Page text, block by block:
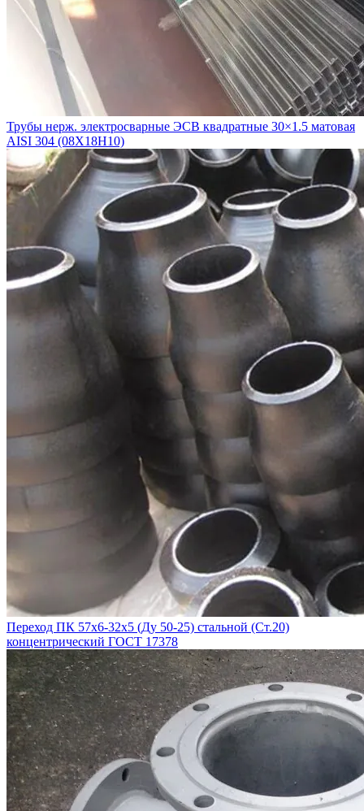
Трубы нерж. электросварные ЭСВ квадратные 30×1.5 матовая
AISI 304 (08Х18Н10)
Переход ПК 57х6-32х5 (Ду 50-25) стальной (Ст.20)
концентрический ГОСТ 17378